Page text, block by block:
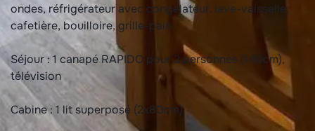
ondes, réfrigérateur avec congélateur, lave-vaisselle,
cafetière, bouilloire, grille-pain
Séjour : 1 canapé RAPIDO pour 2 personnes (140cm),
télévision
Cabine : 1 lit superposé (2x80cm)